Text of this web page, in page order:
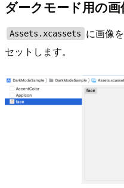
ダークモード用の画
Assets.xcassets に画像
セットします。